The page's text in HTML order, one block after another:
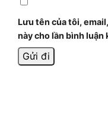
Lưu tên của tôi,
này cho lần bình luận